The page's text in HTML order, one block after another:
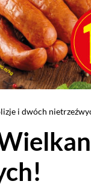
i dwóch